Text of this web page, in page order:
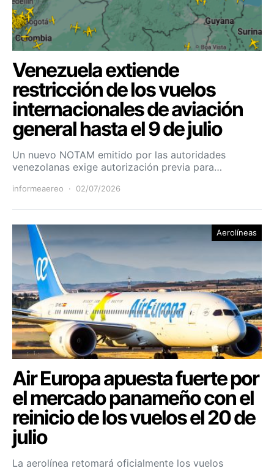
Venezuela extiende
restricción de los vuelos
internacionales de aviación
general hasta el 9 de julio
Un nuevo NOTAM emitido por las autoridades
venezolanas exige autorización previa para…
informeaereo 02/07/2026
Aerolíneas
Air Europa apuesta fuerte por
el mercado panameño con el
reinicio de los vuelos el 20 de
julio
La aerolínea retomará oficialmente los vuelos